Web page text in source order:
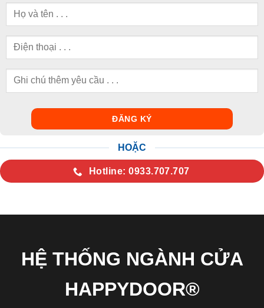
HOẶC
Hotline: 0933.707.707
HỆ THỐNG NGÀNH CỬA
HAPPYDOOR®